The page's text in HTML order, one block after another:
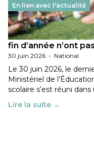
En lien avec l'actualité
Les décisions
fin d’année n’ont
30 juin 2026 - National
Le 30 juin 2026, le
Ministériel de
scolaire s’est réuni
Lire la suite →